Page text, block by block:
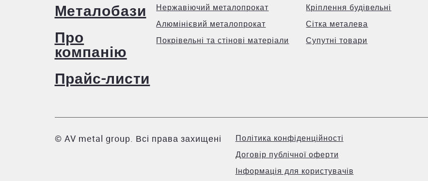
Металобази
Про
компанію
Прайс-листи
Нержавіючий металопрокат
Алюмінієвий металопрокат
Покрівельні та стінові матеріали
Кріплення будівельні
Сітка металева
Супутні товари
© AV metal group. Всі права захищені
Політика конфіденційності
Договір публічної оферти
Інформація для користувачів